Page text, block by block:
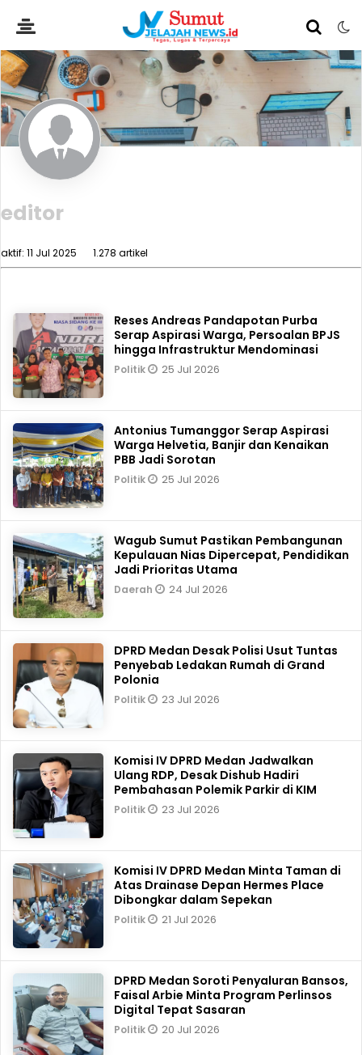
editor
aktif: 11 Jul 2025 1.278 artikel
Reses Andreas Pandapotan Purba
Serap Aspirasi Warga, Persoalan BPJS
hingga Infrastruktur Mendominasi
Politik 25 Jul 2026
Antonius Tumanggor Serap Aspirasi
Warga Helvetia, Banjir dan Kenaikan
PBB Jadi Sorotan
Politik 25 Jul 2026
Wagub Sumut Pastikan Pembangunan
Kepulauan Nias Dipercepat, Pendidikan
Jadi Prioritas Utama
Daerah 24 Jul 2026
DPRD Medan Desak Polisi Usut Tuntas
Penyebab Ledakan Rumah di Grand
Polonia
Politik 23 Jul 2026
Komisi IV DPRD Medan Jadwalkan
Ulang RDP, Desak Dishub Hadiri
Pembahasan Polemik Parkir di KIM
Politik 23 Jul 2026
Komisi IV DPRD Medan Minta Taman di
Atas Drainase Depan Hermes Place
Dibongkar dalam Sepekan
Politik 21 Jul 2026
DPRD Medan Soroti Penyaluran Bansos,
Faisal Arbie Minta Program Perlinsos
Digital Tepat Sasaran
Politik 20 Jul 2026